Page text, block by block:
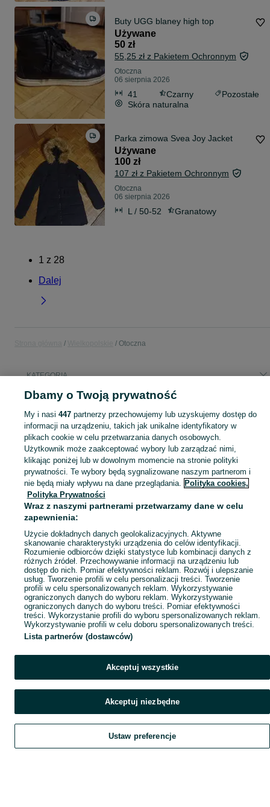
Buty UGG blaney high top
Używane
50 zł
55,25 zł z Pakietem Ochronnym
Otoczna
06 sierpnia 2026
41 Czarny
Pozostałe
Skóra naturalna
Parka zimowa Svea Joy Jacket
Używane
100 zł
107 zł z Pakietem Ochronnym
Otoczna
06 sierpnia 2026
L / 50-52 Granatowy
1 z 28
Dalej
Otoczna
KATEGORIA
Popularne wyszukiwania
renault clio
Skorzystaj z największego serwisu ogłoszeniowego - Otoczna i okolice! Kupuj to, czego pragniesz i sprzedawaj to, czego już nie potrzebujesz! Zobacz
Mapa kategorii
Mapa miejscowości
Mapa ministron
Szukaj Obserwujesz Dodaj Czat Konto
Dbamy o Twoją prywatność
My i nasi 447partnerzy przechowujemy lub uzyskujemy dostęp do
informacji na urządzeniu, takich jak unikalne identyfikatory w
plikach cookie w celu przetwarzania danych osobowych.
Użytkownik może zaakceptować wybory lub zarządzać nimi,
klikając poniżej lub w dowolnym momencie na stronie polityki
prywatności. Te wybory będą sygnalizowane naszym partnerom i
nie będą miały wpływu na dane przeglądania. Polityka cookies,
Polityka Prywatności
Wraz z naszymi partnerami przetwarzamy dane w celu
zapewnienia:
Użycie dokładnych danych geolokalizacyjnych. Aktywne
skanowanie charakterystyki urządzenia do celów identyfikacji.
Rozumienie odbiorców dzięki statystyce lub kombinacji danych z
różnych źródeł. Przechowywanie informacji na urządzeniu lub
dostęp do nich. Pomiar efektywności reklam. Rozwój i ulepszanie
usług. Tworzenie profili w celu personalizacji treści. Tworzenie
profili w celu spersonalizowanych reklam. Wykorzystywanie
ograniczonych danych do wyboru reklam. Wykorzystywanie
ograniczonych danych do wyboru treści. Pomiar efektywności
treści. Wykorzystanie profili do wyboru spersonalizowanych reklam.
Wykorzystywanie profili w celu doboru spersonalizowanych treści.
Lista partnerów (dostawców)
Akceptuj wszystkie
Akceptuj niezbędne
Ustaw preferencje